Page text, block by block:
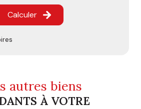
Calculer
autres biens
À VOTRE